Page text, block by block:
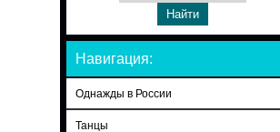
Навигация:
Однажды в России
Танцы